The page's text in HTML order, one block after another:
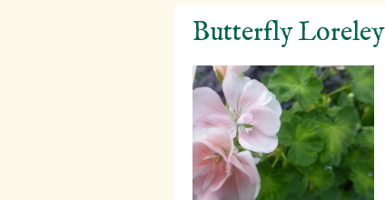
Butterfly Loreley